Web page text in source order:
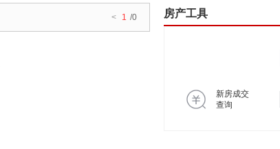
< 1 /0 房产工具
新房成交
查询